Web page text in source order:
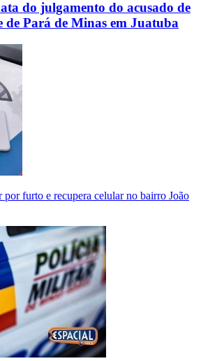
do julgamento do acusado de
de Pará de Minas em Juatuba
furto e recupera celular no bairro João